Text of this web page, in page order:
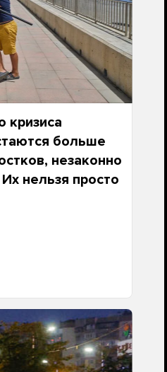
кризиса
больше
незаконно
нельзя просто